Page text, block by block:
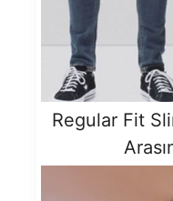
Regular Fit